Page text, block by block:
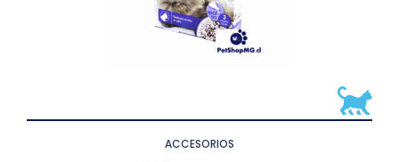
ACCESORIOS